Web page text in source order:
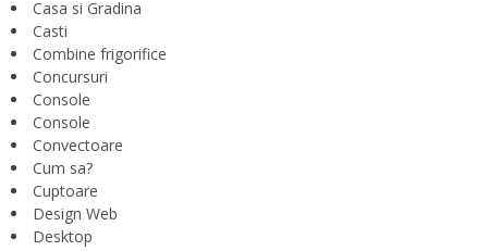
Casa si Gradina
Casti
Combine frigorifice
Concursuri
Console
Console
Convectoare
Cum sa?
Cuptoare
Design Web
Desktop